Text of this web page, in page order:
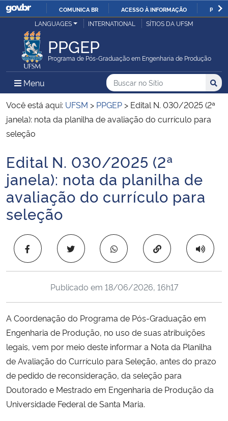
IR
COMUNICA BR ACESSO À INFORMAÇÃO
Ministério da Justiça e Segurança Pública
Ministério da Defesa
Ministério das Relações Exteriores
Ministério da Economia
Ministério da Infraestrutura
Ministério da Agricultura, Pecuária e Abastecimento
Ministério da Educação
Ministério da Cidadania
Ministério da Saúde
Ministério de Minas e Energia
Ministério da Ciência, Tecnologia, Inovações e Comunicações
Ministério do Meio Ambiente
Ministério do Turismo
Ministério do Desenvolvimento Regional
LANGUAGES INTERNATIONAL SÍTIOS DA UFSM
PPGEP
Programa de Pós-Graduação em Engenharia de Produção
Menu Menu Principal do Sítio
Busca
Buscar no no Sítio
Busca:
Você está aqui: UFSM > PPGEP > Edital N. 030/2025 (2ª
janela): nota da planilha de avaliação do currículo para
seleção
Início do conteúdo
Edital N. 030/2025 (2ª
janela): nota da planilha de
avaliação do currículo para
seleção
Copiar para área
Publicado em 18/06/2026, 16h17
A Coordenação do Programa de Pós-Graduação em
Engenharia de Produção, no uso de suas atribuições
legais, vem por meio deste informar a Nota da Planilha
de Avaliação do Currículo para Seleção, antes do prazo
de pedido de reconsideração, da seleção para
Doutorado e Mestrado em Engenharia de Produção da
Universidade Federal de Santa Maria.